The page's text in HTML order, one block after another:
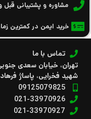
مشاوره و پشتیبانی قبل و بعد
خرید ایمن در کمترین
تماس با ما
تهران، خیابان سعدی
شهید فخرایی، پاساژ
09125079825
021-33970926
021-33970927